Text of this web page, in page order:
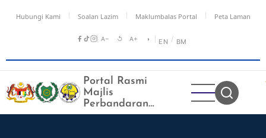
Hubungi Kami Soalan Lazim Maklumbalas Portal Peta Laman
A− ↺ A+ ◑ EN / BM
Portal Rasmi
Majlis
Perbandaran
Kangar